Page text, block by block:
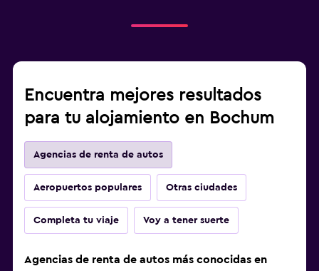
Encuentra mejores resultados
para tu alojamiento en Bochum
Agencias de renta de autos
Aeropuertos populares Otras ciudades
Completa tu viaje Voy a tener suerte
Agencias de renta de autos más conocidas en